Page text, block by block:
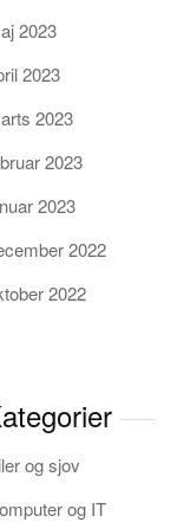
2023
2023
2023
2023
2023
2022
2022
og sjov
og IT